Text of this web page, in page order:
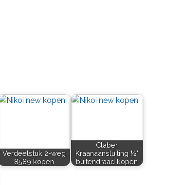
Verdeelstuk 2-weg
8589 kopen
Claber
Kraanaansluiting ½"
buitendraad kopen